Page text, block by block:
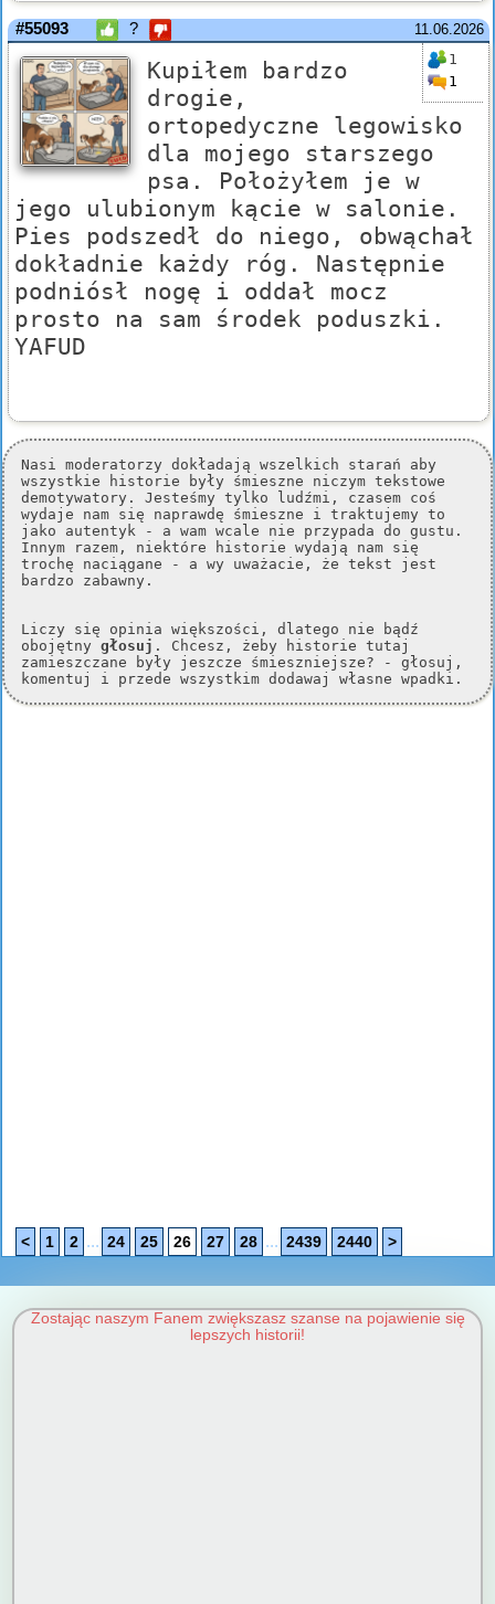
11.06.2026
#55093 ?
1
1
Kupiłem bardzo
drogie,
ortopedyczne legowisko
dla mojego starszego
psa. Położyłem je w
jego ulubionym kącie w salonie.
Pies podszedł do niego, obwąchał
dokładnie każdy róg. Następnie
podniósł nogę i oddał mocz
prosto na sam środek poduszki.
YAFUD
Nasi moderatorzy dokładają wszelkich starań aby
wszystkie historie były śmieszne niczym tekstowe
demotywatory. Jesteśmy tylko ludźmi, czasem coś
wydaje nam się naprawdę śmieszne i traktujemy to
jako autentyk - a wam wcale nie przypada do gustu.
Innym razem, niektóre historie wydają nam się
trochę naciągane - a wy uważacie, że tekst jest
bardzo zabawny.
Liczy się opinia większości, dlatego nie bądź
obojętny głosuj . Chcesz, żeby historie tutaj
zamieszczane były jeszcze śmieszniejsze? - głosuj,
komentuj i przede wszystkim dodawaj własne wpadki.
< 1 2 ... 24 25 26 27 28 ... 2439 2440 >
Zostając naszym Fanem zwiększasz szanse na pojawienie się
lepszych historii!